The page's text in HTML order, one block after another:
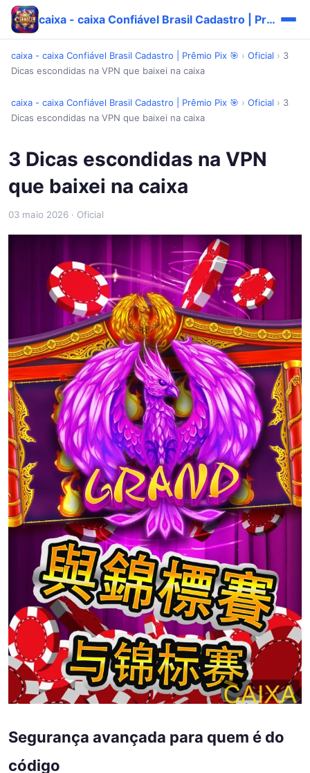
caixa - caixa Confiável Brasil Cadastro | Prêmio Pix 🎯
caixa - caixa Confiável Brasil Cadastro | Prêmio Pix 🎯 › Oficial › 3
Dicas escondidas na VPN que baixei na caixa
caixa - caixa Confiável Brasil Cadastro | Prêmio Pix 🎯 › Oficial › 3
Dicas escondidas na VPN que baixei na caixa
3 Dicas escondidas na VPN
que baixei na caixa
03 maio 2026 · Oficial
Segurança avançada para quem é do
código